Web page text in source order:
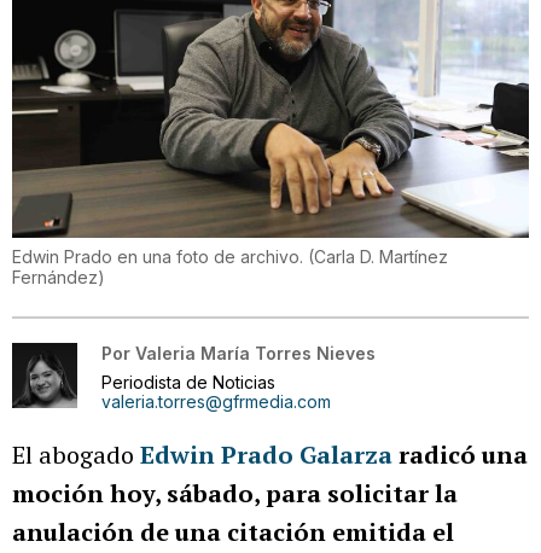
Edwin Prado en una foto de archivo. (Carla D. Martínez
Fernández)
Por Valeria María Torres Nieves
Periodista de Noticias
valeria.torres@gfrmedia.com
El abogado Edwin Prado Galarzaradicó una
moción hoy, sábado, para solicitar la
anulación de una citación emitida el